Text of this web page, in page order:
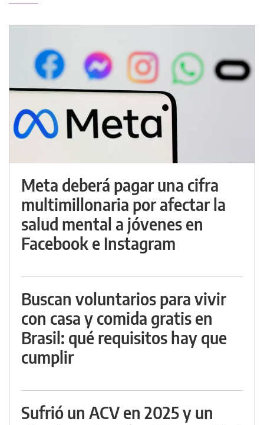
Meta deberá pagar una cifra
multimillonaria por afectar la
salud mental a jóvenes en
Facebook e Instagram
Buscan voluntarios para vivir
con casa y comida gratis en
Brasil: qué requisitos hay que
cumplir
Sufrió un ACV en 2025 y un